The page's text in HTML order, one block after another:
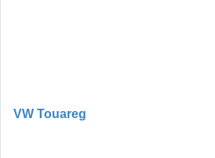
VW Touareg